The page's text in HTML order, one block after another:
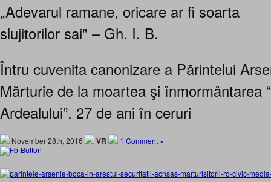
„Adevarul ramane, oricare ar fi soarta
slujitorilor sai" – Gh. I. B.
Întru cuvenita canonizare a Părintelui
Mărturie de la moartea şi înmormântarea
Ardealului”. 27 de ani în ceruri
November 28th, 2016 VR 1 Comment »